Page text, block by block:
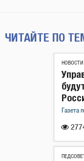
ЧИТАЙТЕ ПО
Газета